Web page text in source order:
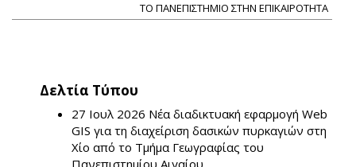
ΤΟ ΠΑΝΕΠΙΣΤΗΜΙΟ ΣΤΗΝ ΕΠΙΚΑΙΡΟΤΗΤΑ
Δελτία Τύπου
27 Ιουλ 2026 Νέα διαδικτυακή εφαρμογή Web
GIS για τη διαχείριση δασικών πυρκαγιών στη
Χίο από το Τμήμα Γεωγραφίας του